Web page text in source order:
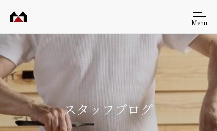
工務
Menu
スタッフブログ